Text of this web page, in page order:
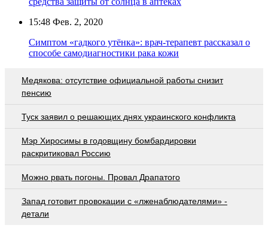
15:48 Фев. 2, 2020
Симптом «гадкого утёнка»: врач-терапевт рассказал о
способе самодиагностики рака кожи
Медякова: отсутствие официальной работы снизит
пенсию
Туск заявил о решающих днях украинского конфликта
Мэр Хиросимы в годовщину бомбардировки
раскритиковал Россию
Можно рвать погоны. Провал Драпатого
Запад готовит провокации с «лженаблюдателями» -
детали